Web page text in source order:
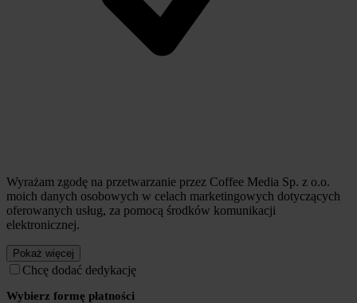
Wyrażam zgodę na przetwarzanie przez Coffee Media Sp. z o.o.
moich danych osobowych w celach marketingowych dotyczących
oferowanych usług, za pomocą środków komunikacji
elektronicznej.
Pokaż więcej
Chcę dodać dedykację
Wybierz formę płatności